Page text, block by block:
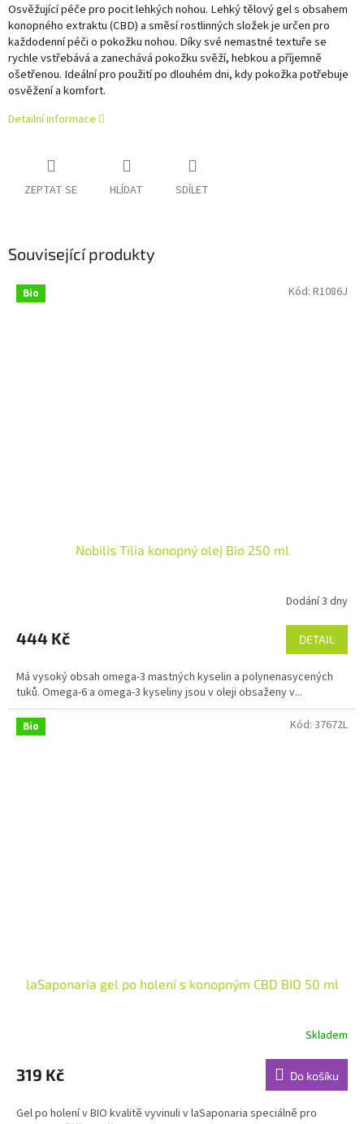
Osvěžující péče pro pocit lehkých nohou. Lehký tělový gel s obsahem
konopného extraktu (CBD) a směsí rostlinných složek je určen pro
každodenní péči o pokožku nohou. Díky své nemastné textuře se
rychle vstřebává a zanechává pokožku svěží, hebkou a příjemně
ošetřenou. Ideální pro použití po dlouhém dni, kdy pokožka potřebuje
osvěžení a komfort.
Detailní informace
ZEPTAT SE HLÍDAT SDÍLET
Související produkty
Bio
Nobilis Tilia konopný olej Bio 250 ml
produktu
je
z
5
hvězdiček.
Dodání 3 dny
444 Kč DETAIL
Má vysoký obsah omega-3 mastných kyselin a polynenasycených
tuků. Omega-6 a omega-3 kyseliny jsou v oleji obsaženy v...
Kód: R1086J
Bio
laSaponaria gel po holení s konopným CBD BIO 50 ml
produktu
je
z
Skladem
319 Kč Do košíku
Gel po holení v BIO kvalitě vyvinuli v laSaponaria speciálně pro
Kód: 37672L